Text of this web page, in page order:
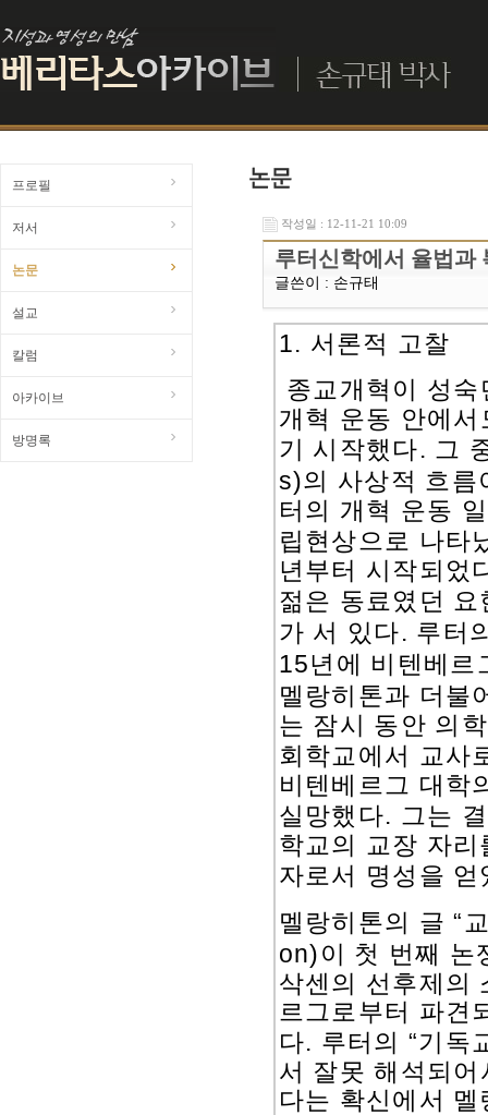
프로필
저서
논문
설교
칼럼
아카이브
방명록
작성일 : 12-11-21 10:09
루터신학에서 율법과
글쓴이 : 손규태
1. 서론적 고찰
종교개혁이 성
개혁 운동 안에
기 시작했다. 그
s)의 사상적 흐름
터의 개혁 운동
립현상으로 나타
년부터 시작되었
젊은 동료였던
가 서 있다. 루터
15년에 비텐베르
멜랑히톤과 더불
는 잠시 동안 의
회학교에서 교사
비텐베르그 대학
실망했다. 그는
학교의 교장 자
자로서 명성을 얻
멜랑히톤의 글 “
on) 이 첫 번째 논
삭센의 선후제의
르그로부터 파견
다. 루터의 “기독
서 잘못 해석되
다는 확신에서